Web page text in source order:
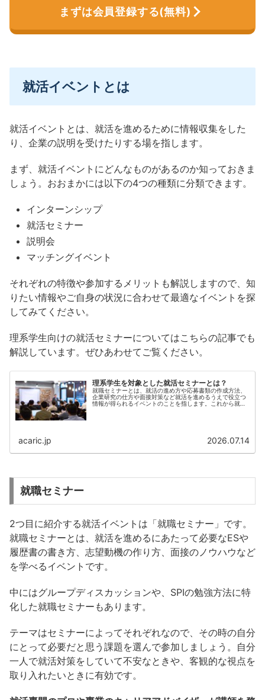
まずは会員登録する(無料)
就活イベントとは
就活イベントとは、就活を進めるために情報収集をした
り、企業の説明を受けたりする場を指します。
まず、就活イベントにどんなものがあるのか知っておきま
しょう。おおまかには以下の4つの種類に分類できます。
インターンシップ
就活セミナー
説明会
マッチングイベント
それぞれの特徴や参加するメリットも解説しますので、知
りたい情報やご自身の状況に合わせて最適なイベントを探
してみてください。
理系学生向けの就活セミナーについてはこちらの記事でも
解説しています。ぜひあわせてご覧ください。
理系学生を対象とした就活セミナーとは？
就職セミナーとは、就活の進め方や応募書類の作成方法、
企業研究の仕方や面接対策など就活を進めるうえで役立つ
情報が得られるイベントのことを指します。これから就活
acaric.jp 2026.07.14
就職セミナー
2つ目に紹介する就活イベントは「就職セミナー」です。
就職セミナーとは、就活を進めるにあたって必要なESや
履歴書の書き方、志望動機の作り方、面接のノウハウなど
を学べるイベントです。
中にはグループディスカッションや、SPIの勉強方法に特
化した就職セミナーもあります。
テーマはセミナーによってそれぞれなので、その時の自分
にとって必要だと思う課題を選んで参加しましょう。自分
一人で就活対策をしていて不安なときや、客観的な視点を
取り入れたいときに有効です。